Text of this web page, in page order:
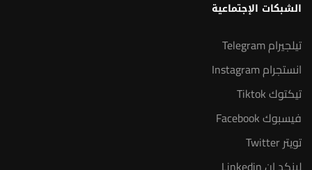
الشبكات الإجتماعية
تيلجيرام Telegram
انستجرام Instagram
تيكتوك Tiktok
فيسبوك Facebook
تويتر Twitter